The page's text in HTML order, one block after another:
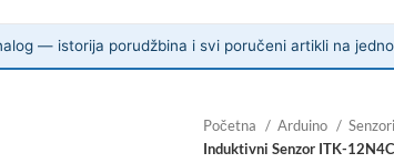
— istorija porudžbina i svi poručeni artikli na
Početna Arduino Senzori
Induktivni Senzor ITK-